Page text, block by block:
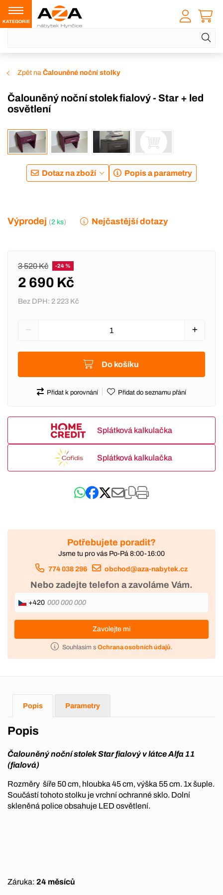
KATEGORIE
Zpět na Čalouněné noční stolky
Čalouněný noční stolek fialový - Star + led
osvětlení
-24 %
Dotaz na zboží Popis a parametry
Výprodej (2 ks) Nejčastější dotazy
3 520 Kč -24 %
2 690 Kč
Bez DPH: 2 223 Kč
Do košíku
Přidat k porovnání Přidat do seznamu přání
Splátková kalkulačka
Splátková kalkulačka
Potřebujete poradit?
Jsme tu pro vás Po-Pá 8:00-16:00
774 038 296 obchod@aza-nabytek.cz
Nebo zadejte telefon a zavoláme Vám.
+420
Zavolejte mi
Souhlasím s Ochrana osobních údajů.
Popis Parametry
Popis
Čalouněný noční stolek Star fialový v látce Alfa 11
(fialová)
Rozměry šíře 50 cm, hloubka 45 cm, výška 55 cm. 1x šuple.
Součástí tohoto stolku je vrchní ochranné sklo. Dolní
skleněná police obsahuje LED osvětlení.
Záruka: 24 měsíců